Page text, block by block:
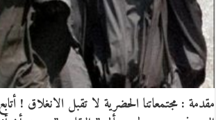
مقدمة : مجتمعاتنا الحضرية لا تقبل الانغلاق !